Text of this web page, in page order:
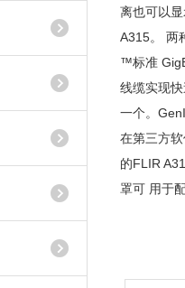
离也可以
A315。 两
™标准
线缆实现
一个。
在第三方
的FLIR
罩可 用于